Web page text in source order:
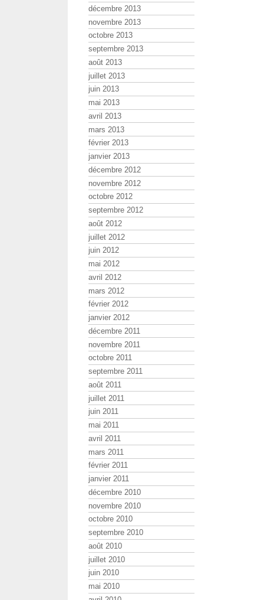
décembre 2013
novembre 2013
octobre 2013
septembre 2013
août 2013
juillet 2013
juin 2013
mai 2013
avril 2013
mars 2013
février 2013
janvier 2013
décembre 2012
novembre 2012
octobre 2012
septembre 2012
août 2012
juillet 2012
juin 2012
mai 2012
avril 2012
mars 2012
février 2012
janvier 2012
décembre 2011
novembre 2011
octobre 2011
septembre 2011
août 2011
juillet 2011
juin 2011
mai 2011
avril 2011
mars 2011
février 2011
janvier 2011
décembre 2010
novembre 2010
octobre 2010
septembre 2010
août 2010
juillet 2010
juin 2010
mai 2010